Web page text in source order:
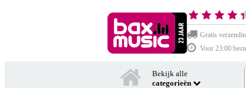
Gratis
Voor 23:00
Bekijk alle
categorieën